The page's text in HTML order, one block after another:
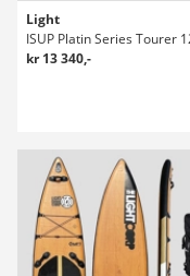
Light
kr 13 340,-